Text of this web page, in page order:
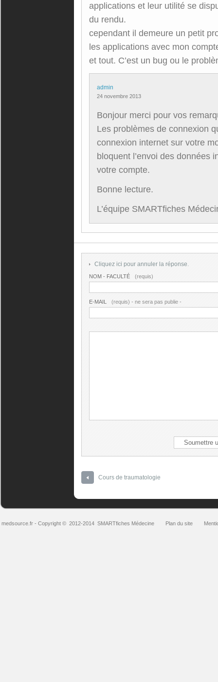
applications et leur utilité se
du rendu.
cependant il demeure un petit
les applications avec mon
et tout. C’est un bug ou le
admin
24 novembre 2013
Bonjour merci pour vos
Les problèmes de connexion
connexion internet sur votre
bloquent l’envoi des données
votre compte.
Bonne lecture.
L’équipe SMARTfiches
Cliquez ici pour annuler la réponse.
NOM - FACULTÉ (requis)
E-MAIL (requis) - ne sera pas publie -
Cours de traumatologie
medsource.fr - Copyright © 2012-2014 SMARTfiches Médecine Plan du site